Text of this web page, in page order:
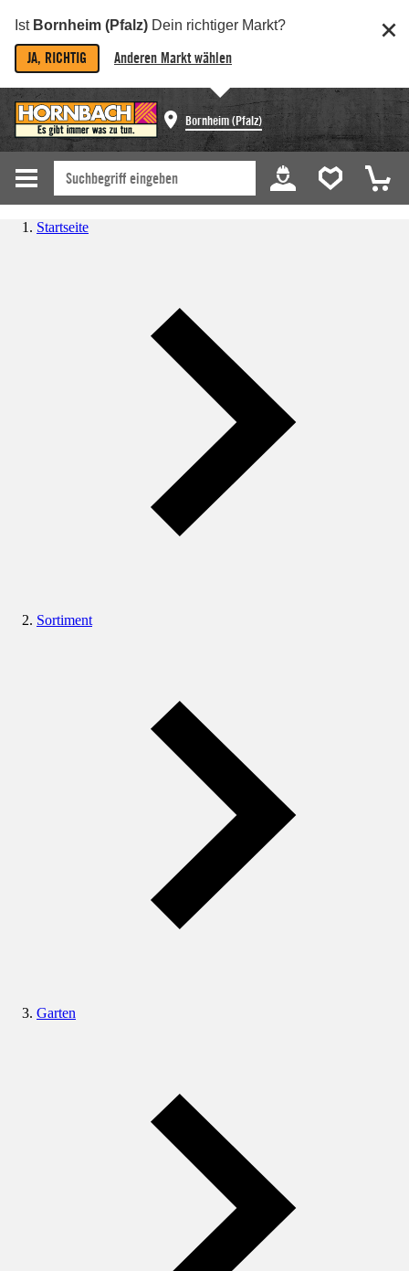
Ist Bornheim (Pfalz) Dein richtiger Markt?
JA, RICHTIG Anderen Markt wählen
Bornheim (Pfalz)
Startseite
Sortiment
Garten